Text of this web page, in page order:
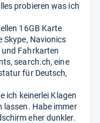
probieren was ich
16GB Karte
Skype, Navionics
und Fahrkarten
search.ch, eine
für Deutsch,
ich keinerlei Klagen
lassen. Habe immer
eher dunkler.